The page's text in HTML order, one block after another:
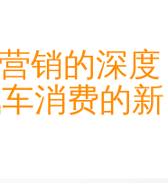
销的深度
消费的新